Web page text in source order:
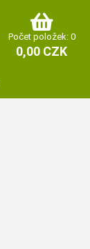
Počet položek: 0
0,00 CZK